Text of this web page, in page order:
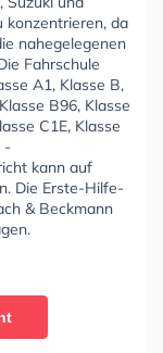
konzentrieren, da
nahegelegenen
Fahrschule
A1, Klasse B,
B96, Klasse
C1E, Klasse
-
kann auf
Die Erste-Hilfe-
& Beckmann